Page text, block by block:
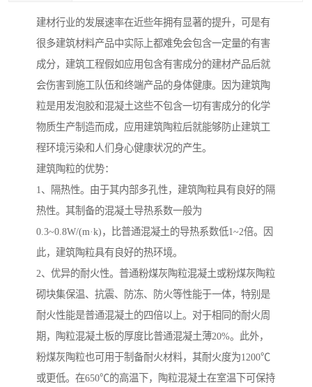
建材行业的发展速率在近些年拥有显著的提升，可是有
很多建筑材料产品中实际上都难免会包含一定量的有害
成分，建筑工程假如应用包含有害成分的建材产品后就
会伤害到施工队伍和终端产品的身体健康。因为建筑陶
粒是用发泡胶和混凝土这些不包含一切有害成分的化学
物质生产制造而成，应用建筑陶粒后就能够防止建筑工
程环境污染和人们身心健康状况的产生。
建筑陶粒的优势：
1、隔热性。由于其内部多孔性，建筑陶粒具有良好的隔
热性。其制备的混凝土导热系数一般为
0.3~0.8W/(m·k)，比普通混凝土的导热系数低1~2倍。因
此，建筑陶粒具有良好的热环境。
2、优异的耐火性。普通粉煤灰陶粒混凝土或粉煤灰陶粒
砌块集保温、抗震、防冻、防火等性能于一体，特别是
耐火性能是普通混凝土的四倍以上。对于相同的耐火周
期，陶粒混凝土板的厚度比普通混凝土薄20%。此外，
粉煤灰陶粒也可用于制备耐火材料，其耐火度为1200℃
或更低。在650℃的高温下，陶粒混凝土在室温下可保持